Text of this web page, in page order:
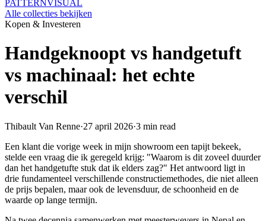
PATTERNVISUAL
Alle collecties bekijken
Kopen & Investeren
Handgeknoopt vs handgetuft
vs machinaal: het echte
verschil
Thibault Van Renne·27 april 2026·3 min read
Een klant die vorige week in mijn showroom een tapijt bekeek,
stelde een vraag die ik geregeld krijg: "Waarom is dit zoveel duurder
dan het handgetufte stuk dat ik elders zag?" Het antwoord ligt in
drie fundamenteel verschillende constructiemethodes, die niet alleen
de prijs bepalen, maar ook de levensduur, de schoonheid en de
waarde op lange termijn.